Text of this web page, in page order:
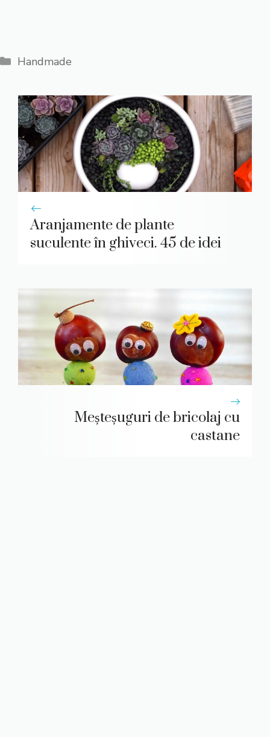
Categorii
Handmade
Aranjamente de plante
suculente în ghiveci. 45 de idei
Meșteșuguri de bricolaj cu
castane